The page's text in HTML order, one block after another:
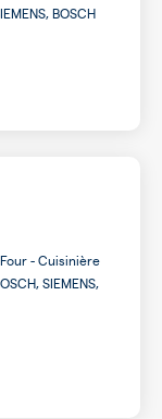
BOSCH
- Cuisinière
SIEMENS,